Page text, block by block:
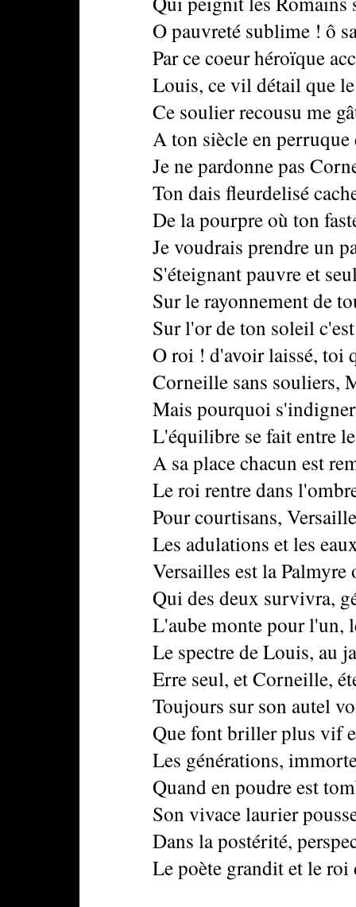
O pauvreté sublime ! ô
Par ce coeur héroïque
Louis, ce vil détail que le
Ce soulier recousu me
A ton siècle en perruque
Je ne pardonne pas
Ton dais fleurdelisé cache
De la pourpre où ton faste
Je voudrais prendre un
S'éteignant pauvre et seul,
Sur le rayonnement de
Sur l'or de ton soleil c'est
O roi ! d'avoir laissé, toi
Corneille sans souliers,
Mais pourquoi s'indigner !
L'équilibre se fait entre les
A sa place chacun est
Le roi rentre dans l'ombre,
Pour courtisans, Versailles
Les adulations et les eaux
Versailles est la Palmyre
Qui des deux survivra,
L'aube monte pour l'un, le
Le spectre de Louis, au
Erre seul, et Corneille,
Toujours sur son autel
Que font briller plus vif en
Les générations,
Quand en poudre est
Son vivace laurier pousse
Dans la postérité,
Le poète grandit et le roi